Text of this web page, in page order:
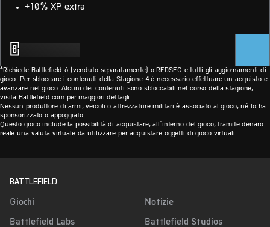
+10% XP extra
*Richiede Battlefield 6 (venduto separatamente) o REDSEC e tutti gli aggiornamenti di
gioco. Per sbloccare i contenuti della Stagione 4 è necessario effettuare un acquisto e
avanzare nel gioco. Alcuni dei contenuti sono sbloccabili nel corso della stagione,
visita Battlefield.com per maggiori dettagli.
Nessun produttore di armi, veicoli o attrezzature militari è associato al gioco, né lo ha
sponsorizzato o appoggiato.
Questo gioco include la possibilità di acquistare, all’interno del gioco, tramite denaro
reale una valuta virtuale da utilizzare per acquistare oggetti di gioco virtuali.
BATTLEFIELD
Giochi Notizie
Battlefield Labs Battlefield Studios